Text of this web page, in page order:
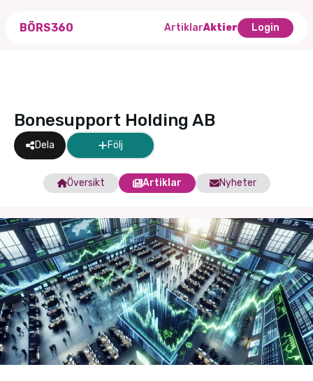
BÖRS360 ArtiklarAktier Login
Bonesupport Holding AB
Dela Följ
Översikt Artiklar Nyheter